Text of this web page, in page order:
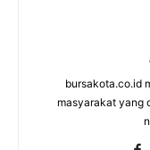
bursakota.co.id
masyarakat yang